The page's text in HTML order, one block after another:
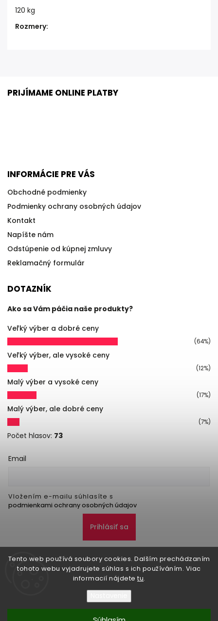
Tento web používá soubory cookies. Dalším prechádzaním
tohoto webu vyjadrujete súhlas s ich používáním. Viac
informacií nájdete tu.
120 kg
Rozmery:
PRIJÍMAME ONLINE PLATBY
INFORMÁCIE PRE VÁS
Obchodné podmienky
Podmienky ochrany osobných údajov
Kontakt
Napíšte nám
Odstúpenie od kúpnej zmluvy
Reklamačný formulár
DOTAZNÍK
Ako sa Vám páčia naše produkty?
Veľký výber a dobré ceny
(64%)
Veľký výber, ale vysoké ceny
(12%)
Malý výber a vysoké ceny
(17%)
Malý výber, ale dobré ceny
(7%)
Počet hlasov: 73
Email
Vložením e-mailu súhlasíte s
podmienkami ochrany osobných údajov
Prihlásiť sa
Upraviť nastavenie cookies